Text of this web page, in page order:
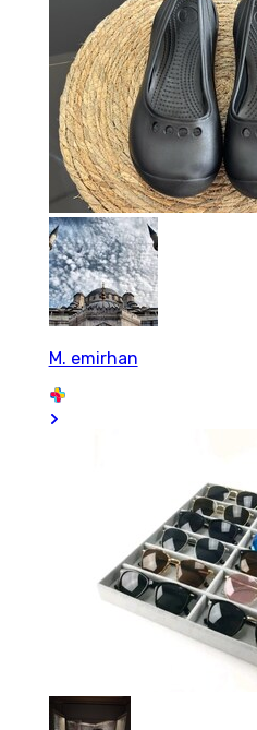
M. emirhan